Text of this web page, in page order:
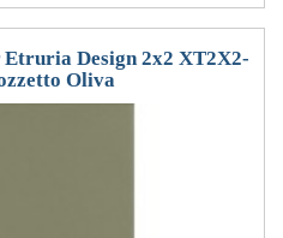
Design 2x2 XT2X2-
Oliva